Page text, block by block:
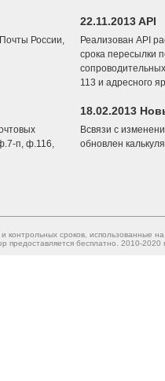
России,
22.11.2013 API
Реализован API
срока пересылки
113 и адресного
п, ф.116,
18.02.2013
Всвязи с
обновлен
контрольных сроков, использованные
предоставляется бесплатно. 2010-2020